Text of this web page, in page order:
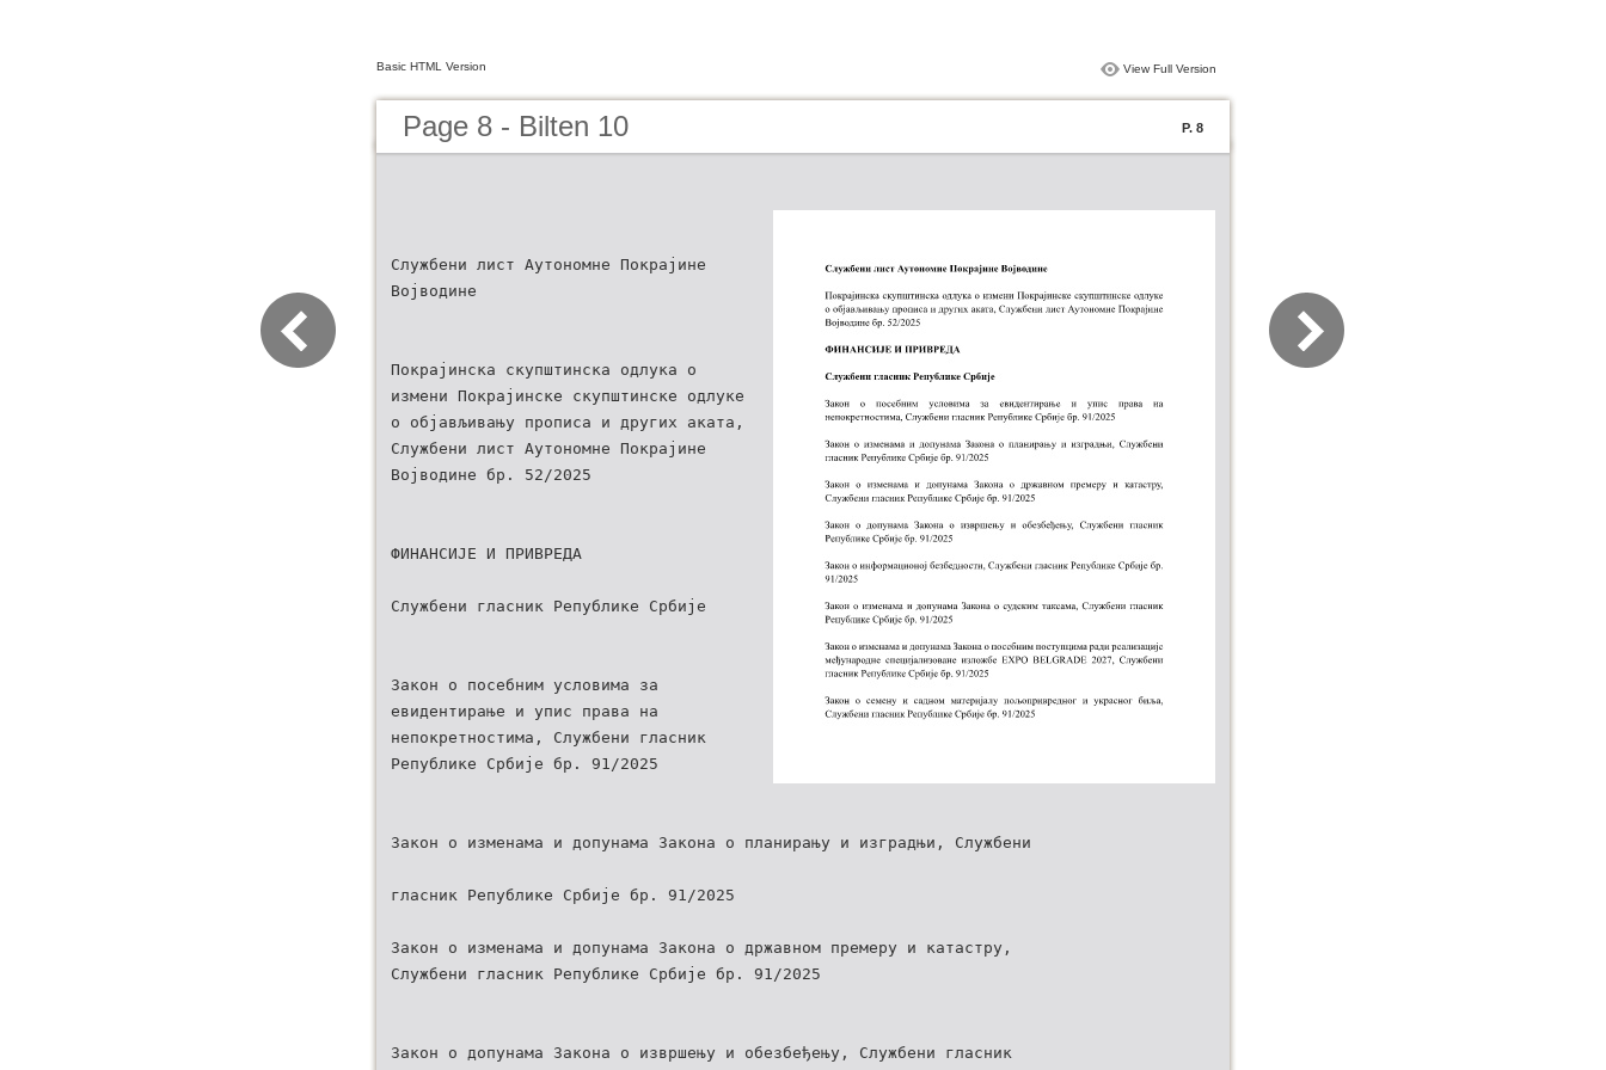
Basic HTML Version View Full Version
Page 8 - Bilten 10 P. 8
Службени лист Аутономне Покрајине
Војводине
Покрајинска скупштинска одлука о
измени Покрајинске скупштинске одлуке
о објављивању прописа и других аката,
Службени лист Аутономне Покрајине
Војводине бр. 52/2025
ФИНАНСИЈЕ И ПРИВРЕДА
Службени гласник Републике Србије
Закон о посебним условима за
евидентирање и упис права на
непокретностима, Службени гласник
Републике Србије бр. 91/2025
Закон о изменама и допунама Закона о планирању и изградњи, Службени
гласник Републике Србије бр. 91/2025
Закон о изменама и допунама Закона о државном премеру и катастру,
Службени гласник Републике Србије бр. 91/2025
Закон о допунама Закона о извршењу и обезбеђењу, Службени гласник